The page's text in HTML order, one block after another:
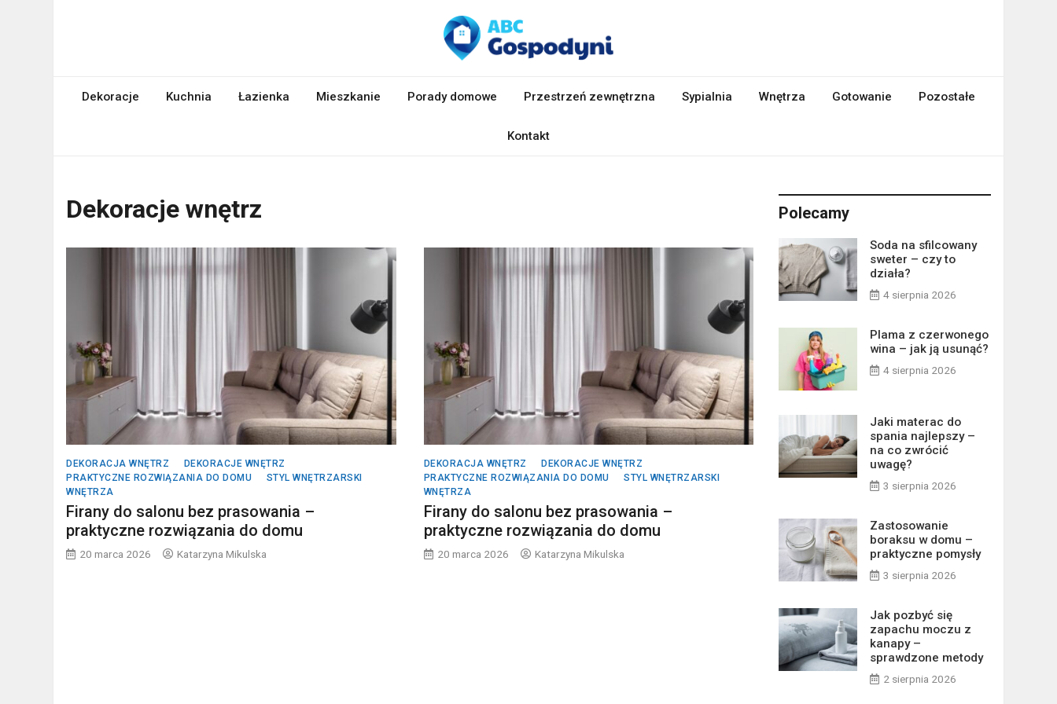
abcgospodyni.pl
Dekoracje Kuchnia Łazienka Mieszkanie Porady domowe Przestrzeń zewnętrzna Sypialnia Wnętrza Gotowanie Pozostałe
Kontakt
Dekoracje wnętrz
DEKORACJA WNĘTRZ
DEKORACJE WNĘTRZ
PRAKTYCZNE ROZWIĄZANIA DO DOMU
STYL WNĘTRZARSKI
WNĘTRZA
Firany do salonu bez prasowania –
praktyczne rozwiązania do domu
20 marca 2026 Katarzyna Mikulska
DEKORACJA WNĘTRZ
DEKORACJE WNĘTRZ
PRAKTYCZNE ROZWIĄZANIA DO DOMU
STYL WNĘTRZARSKI
WNĘTRZA
Firany do salonu bez prasowania –
praktyczne rozwiązania do domu
20 marca 2026 Katarzyna Mikulska
Polecamy
Soda na sfilcowany
sweter – czy to
działa?
4 sierpnia 2026
Plama z czerwonego
wina – jak ją usunąć?
4 sierpnia 2026
Jaki materac do
spania najlepszy –
na co zwrócić
uwagę?
3 sierpnia 2026
Zastosowanie
boraksu w domu –
praktyczne pomysły
3 sierpnia 2026
Jak pozbyć się
zapachu moczu z
kanapy –
sprawdzone metody
2 sierpnia 2026